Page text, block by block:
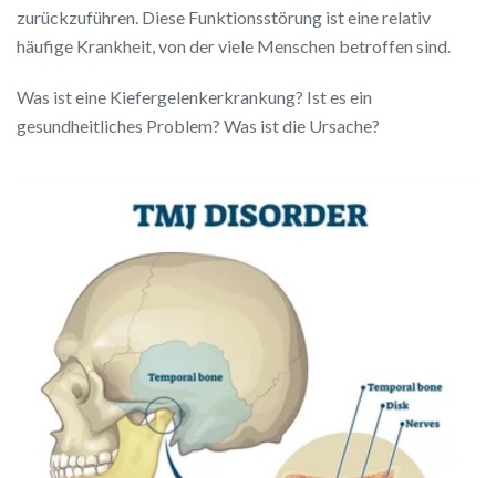
zurückzuführen. Diese Funktionsstörung ist eine relativ
häufige Krankheit, von der viele Menschen betroffen sind.
Was ist eine Kiefergelenkerkrankung? Ist es ein
gesundheitliches Problem? Was ist die Ursache?